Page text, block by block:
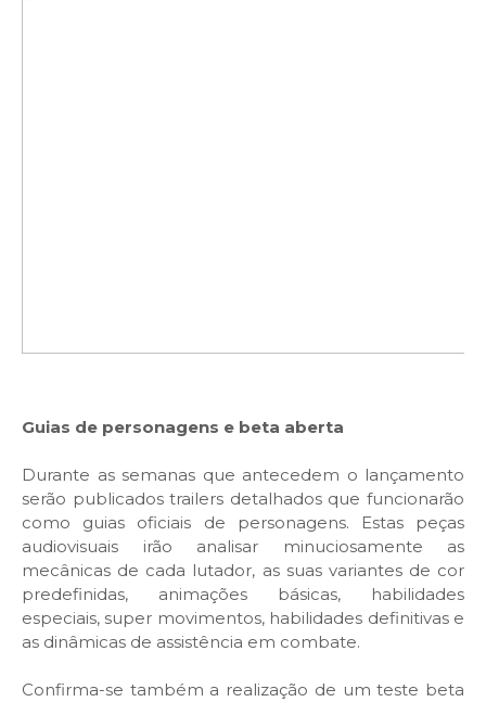
Guias de personagens e beta aberta
Durante as semanas que antecedem o lançamento
serão publicados trailers detalhados que funcionarão
como guias oficiais de personagens. Estas peças
audiovisuais irão analisar minuciosamente as
mecânicas de cada lutador, as suas variantes de cor
predefinidas, animações básicas, habilidades
especiais, super movimentos, habilidades definitivas e
as dinâmicas de assistência em combate.
Confirma-se também a realização de um teste beta